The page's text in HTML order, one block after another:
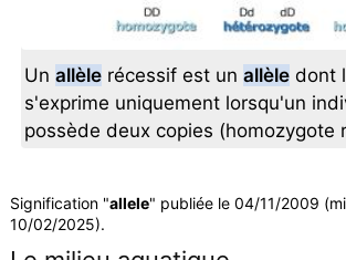
Unallèle récessif est unallèle dont
s'exprime uniquement lorsqu'un
possède deux copies (homozygote
Signification "allele" publiée le 04/11/2009
10/02/2025).